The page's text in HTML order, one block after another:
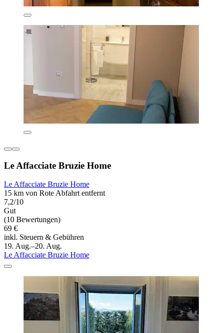
Le Affacciate Bruzie Home
Le Affacciate Bruzie Home
15 km von Rote Abfahrt entfernt
7,2/10
Gut
(10 Bewertungen)
69 €
inkl. Steuern & Gebühren
19. Aug.–20. Aug.
Le Affacciate Bruzie Home